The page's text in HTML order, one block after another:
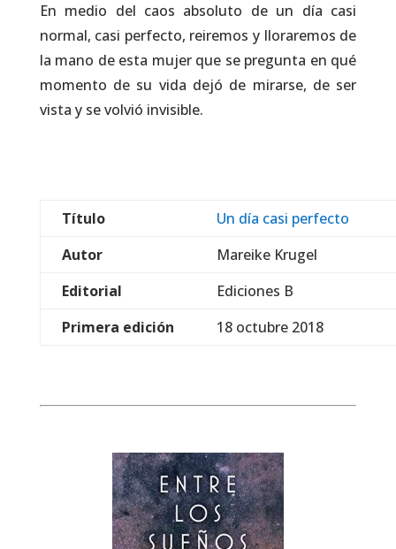
En medio del caos absoluto de un día casi
normal, casi perfecto, reiremos y lloraremos de
la mano de esta mujer que se pregunta en qué
momento de su vida dejó de mirarse, de ser
vista y se volvió invisible.
Título
Un día casi perfecto
Autor
Mareike Krugel
Editorial
Ediciones B
Primera edición
18 octubre 2018